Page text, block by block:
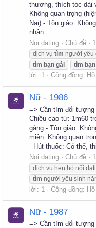
thương, thích tóc dài
Không quan trọng
Nai) - Tôn giáo:
nhân...
Noi.dating
Chủ đề
dịch vụ tìm người yêu
tìm bạn gái tìm bạn
lời: 1
Cộng đồng:
Nữ - 1986
=> Cần tìm đối
Chiều cao từ: 1m60
gàng - Tôn giáo:
miền: Không quan
- Hút thuốc: Có thể,
Noi.dating
Chủ đề
dịch vụ hẹn hò nối
tìm người yêu sinh
lời: 1
Cộng đồng:
Nữ - 1987
=> Cần tìm đối tượng